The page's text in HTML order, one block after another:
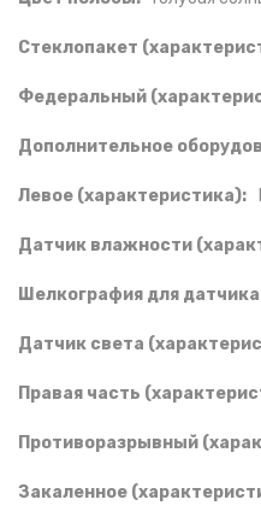
Стеклопакет
Федеральный
Дополнительное
Левое (характеристика):
Датчик влажности
Шелкография для
Датчик света
Правая часть
Противоразрывный
Закаленное